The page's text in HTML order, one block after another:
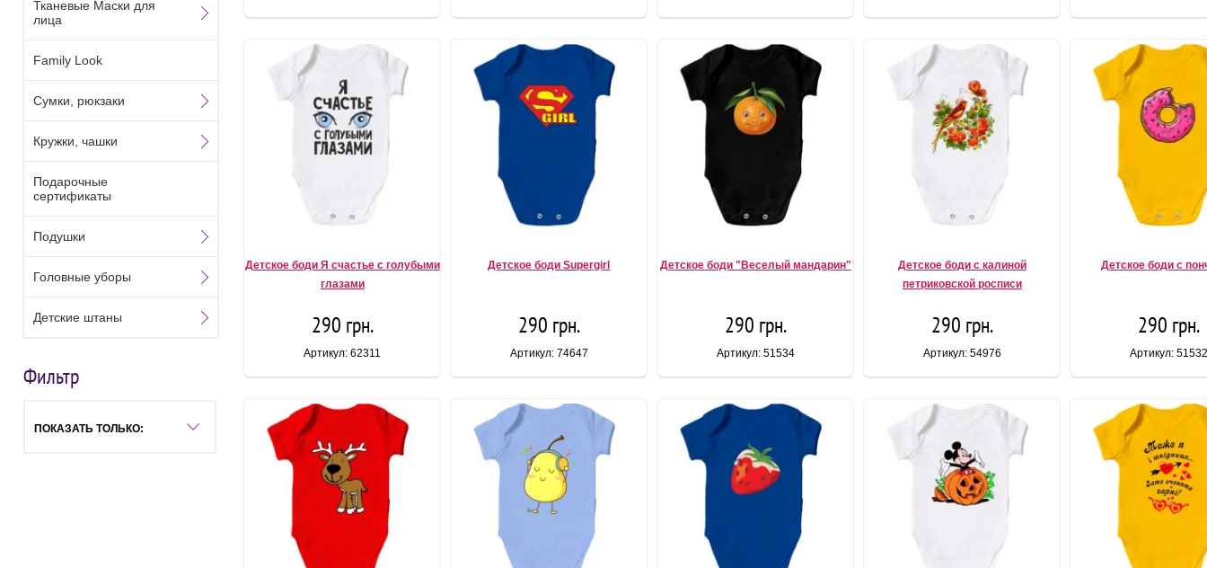
Детское боди Я счастье с голубыми
глазами
290 грн.
Артикул: 62311
Детское боди Supergirl
290 грн.
Артикул: 74647
Детское боди "Веселый мандарин"
290 грн.
Артикул: 51534
Детское боди с калиной
петриковской росписи
290 грн.
Артикул: 54976
Детское боди с
290 грн.
Артикул: 51532
Тканевые Маски для
лица
Family Look
Сумки, рюкзаки
Кружки, чашки
Подарочные
сертификаты
Подушки
Головные уборы
Детские штаны
Фильтр
ПОКАЗАТЬ ТОЛЬКО: